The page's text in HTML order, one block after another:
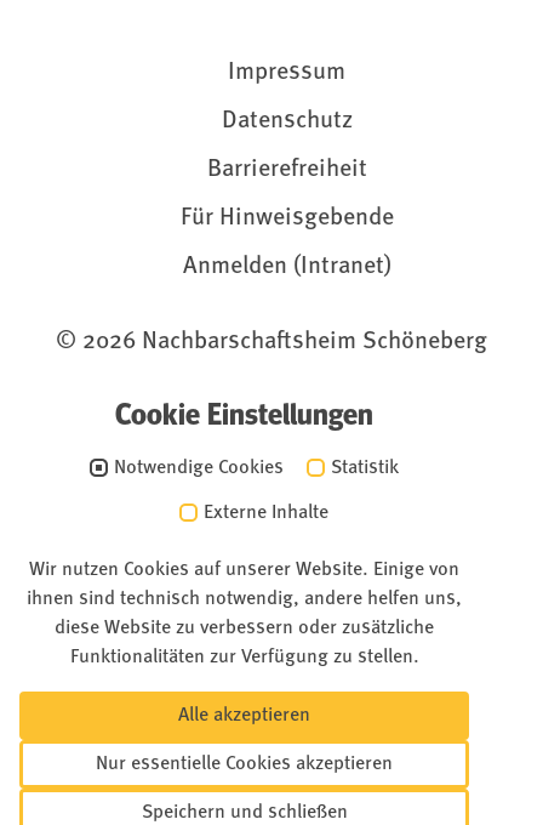
Impressum
Datenschutz
Barrierefreiheit
Für Hinweisgebende
Anmelden (Intranet)
© 2026 Nachbarschaftsheim Schöneberg
Cookie Einstellungen
Notwendige Cookies Statistik
Externe Inhalte
Wir nutzen Cookies auf unserer Website. Einige von
ihnen sind technisch notwendig, andere helfen uns,
diese Website zu verbessern oder zusätzliche
Funktionalitäten zur Verfügung zu stellen.
Alle akzeptieren
Nur essentielle Cookies akzeptieren
Speichern und schließen